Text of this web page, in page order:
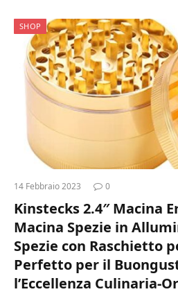
SHOP
14 Febbraio 2023 0
Kinstecks 2.4″ Macina
Macina Spezie in
Spezie con Raschietto
Perfetto per il
l’Eccellenza Culinaria-